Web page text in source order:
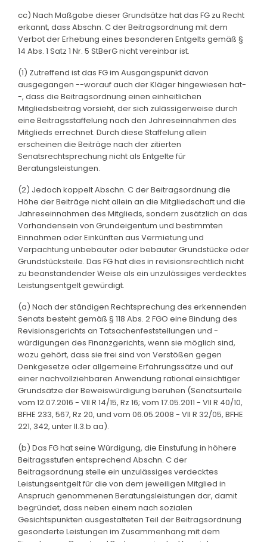
cc) Nach Maßgabe dieser Grundsätze hat das FG zu Recht
erkannt, dass Abschn. C der Beitragsordnung mit dem
Verbot der Erhebung eines besonderen Entgelts gemäß §
14 Abs. 1 Satz 1 Nr. 5 StBerG nicht vereinbar ist.
(1) Zutreffend ist das FG im Ausgangspunkt davon
ausgegangen --worauf auch der Kläger hingewiesen hat-
-, dass die Beitragsordnung einen einheitlichen
Mitgliedsbeitrag vorsieht, der sich zulässigerweise durch
eine Beitragsstaffelung nach den Jahreseinnahmen des
Mitglieds errechnet. Durch diese Staffelung allein
erscheinen die Beiträge nach der zitierten
Senatsrechtsprechung nicht als Entgelte für
Beratungsleistungen.
(2) Jedoch koppelt Abschn. C der Beitragsordnung die
Höhe der Beiträge nicht allein an die Mitgliedschaft und die
Jahreseinnahmen des Mitglieds, sondern zusätzlich an das
Vorhandensein von Grundeigentum und bestimmten
Einnahmen oder Einkünften aus Vermietung und
Verpachtung unbebauter oder bebauter Grundstücke oder
Grundstücksteile. Das FG hat dies in revisionsrechtlich nicht
zu beanstandender Weise als ein unzulässiges verdecktes
Leistungsentgelt gewürdigt.
(a) Nach der ständigen Rechtsprechung des erkennenden
Senats besteht gemäß § 118 Abs. 2 FGO eine Bindung des
Revisionsgerichts an Tatsachenfeststellungen und -
würdigungen des Finanzgerichts, wenn sie möglich sind,
wozu gehört, dass sie frei sind von Verstößen gegen
Denkgesetze oder allgemeine Erfahrungssätze und auf
einer nachvollziehbaren Anwendung rational einsichtiger
Grundsätze der Beweiswürdigung beruhen (Senatsurteile
vom 12.07.2016 - VII R 14/15, Rz 16; vom 17.05.2011 - VII R 40/10,
BFHE 233, 567, Rz 20, und vom 06.05.2008 - VII R 32/05, BFHE
221, 342, unter II.3.b aa).
(b) Das FG hat seine Würdigung, die Einstufung in höhere
Beitragsstufen entsprechend Abschn. C der
Beitragsordnung stelle ein unzulässiges verdecktes
Leistungsentgelt für die von dem jeweiligen Mitglied in
Anspruch genommenen Beratungsleistungen dar, damit
begründet, dass neben einem nach sozialen
Gesichtspunkten ausgestalteten Teil der Beitragsordnung
gesonderte Leistungen im Zusammenhang mit dem